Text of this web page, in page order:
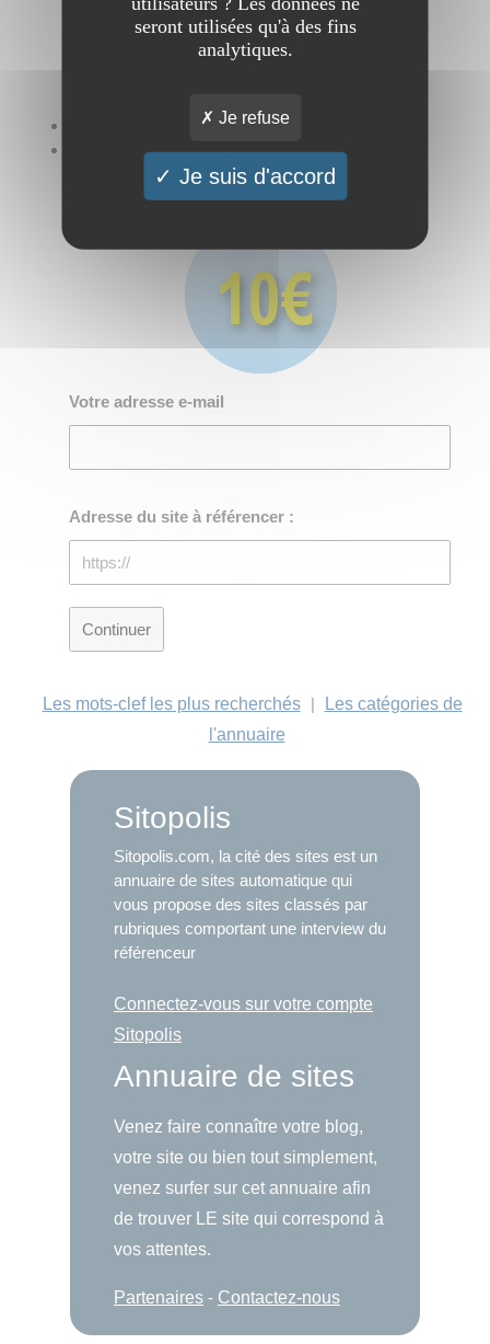
illimitée pour seulement 10€.
détaillerezvotre site et mieux il se
Votre adresse e-mail
Adresse du site à référencer :
Les mots-clef les plus recherchés |
Les catégories de
l'annuaire
Sitopolis
Sitopolis.com, la cité des sites est un
annuaire de sites automatique qui
vous propose des sites classés par
rubriques comportant une interview du
référenceur
Connectez-vous sur votre compte
Sitopolis
Annuaire de sites
Venez faire connaître votre blog,
votre site ou bien tout simplement,
venez surfer sur cet annuaire afin
de trouver LE site qui correspond à
vos attentes.
Partenaires - Contactez-nous
seront utilisées qu'à des fins
analytiques.
Je refuse
Je suis d'accord